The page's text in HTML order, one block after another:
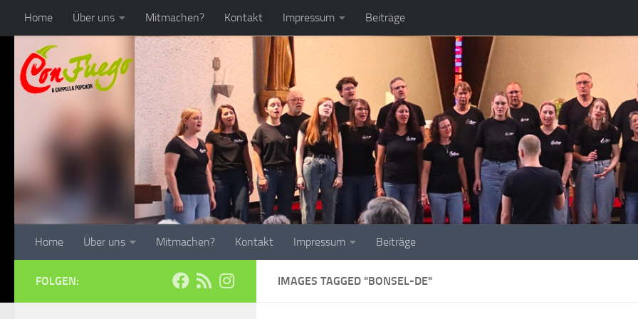
Zum Inhalt springen
Home Über uns Mitmachen? Kontakt Impressum Beiträge
Home Über uns Mitmachen? Kontakt Impressum Beiträge
IMAGES TAGGED "BONSEL-DE"
FOLGEN: